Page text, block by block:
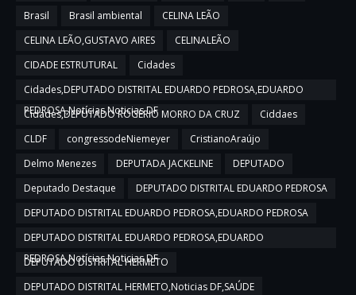
Brasil
Brasil ambiental
CELINA LEÃO
CELINA LEÃO,GUSTAVO AIRES
CELINALEÃO
CIDADE ESTRUTURAL
Cidades
Cidades,DEPUTADO DISTRITAL EDUARDO PEDROSA,EDUARDO
PEDROSA,Notícias,Noticias DF
Cidades,DEPUTADO ROGERIO MORRO DA CRUZ
Ciddaes
CLDF
congressodeNiemeyer
CristianoAraújo
Delmo Menezes
DEPUTADA JACKELINE
DEPUTADO
Deputado Destaque
DEPUTADO DISTRITAL EDUARDO PEDROSA
DEPUTADO DISTRITAL EDUARDO PEDROSA,EDUARDO PEDROSA
DEPUTADO DISTRITAL EDUARDO PEDROSA,EDUARDO
PEDROSA,Notícias,Noticias DF
DEPUTADO DISTRITAL HERMETO
DEPUTADO DISTRITAL HERMETO,Noticias DF,SAÚDE